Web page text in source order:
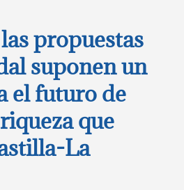
propuestas
suponen un
el futuro de
que
La